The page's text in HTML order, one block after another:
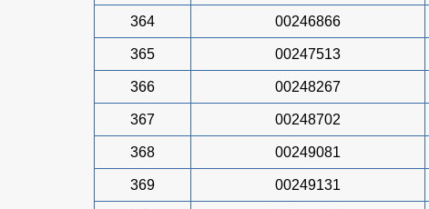
364 00246866
365 00247513
366 00248267
367 00248702
368 00249081
369 00249131